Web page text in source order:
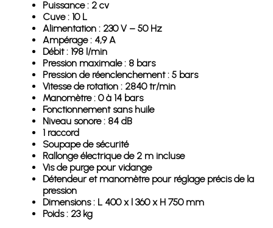
Puissance : 2 cv
Cuve : 10 L
Alimentation : 230 V – 50 Hz
Ampérage : 4,9 A
Débit : 198 l/min
Pression maximale : 8 bars
Pression de réenclenchement : 5 bars
Vitesse de rotation : 2840 tr/min
Manomètre : 0 à 14 bars
Fonctionnement sans huile
Niveau sonore : 84 dB
1 raccord
Soupape de sécurité
Rallonge électrique de 2 m incluse
Vis de purge pour vidange
Détendeur et manomètre pour réglage précis de la
pression
Dimensions : L 400 x l 360 x H 750 mm
Poids : 23 kg